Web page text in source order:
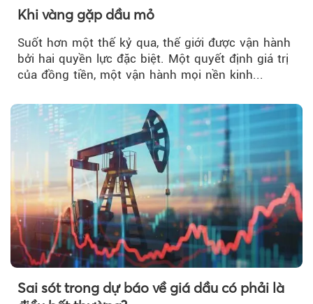
Khi vàng gặp dầu mỏ
Suốt hơn một thế kỷ qua, thế giới được vận hành
bởi hai quyền lực đặc biệt. Một quyết định giá trị
của đồng tiền, một vận hành mọi nền kinh...
Sai sót trong dự báo về giá dầu có phải là